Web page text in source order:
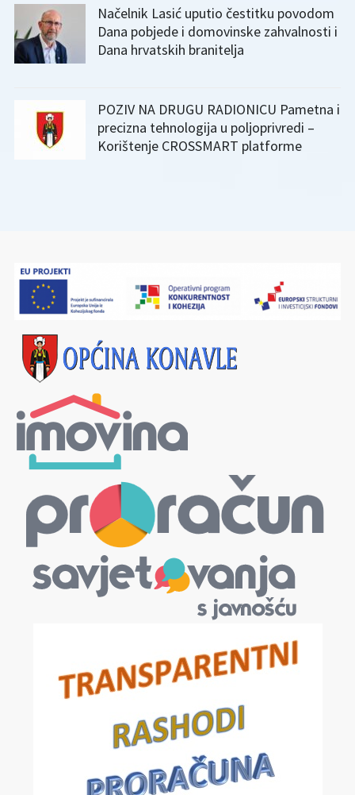
Načelnik Lasić uputio čestitku povodom
Dana pobjede i domovinske zahvalnosti i
Dana hrvatskih branitelja
POZIV NA DRUGU RADIONICU Pametna i
precizna tehnologija u poljoprivredi –
Korištenje CROSSMART platforme